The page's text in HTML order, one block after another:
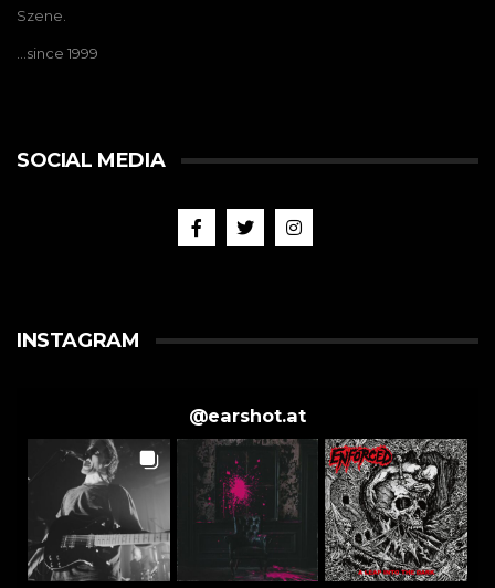
Szene.
…since 1999
SOCIAL MEDIA
INSTAGRAM
@earshot.at